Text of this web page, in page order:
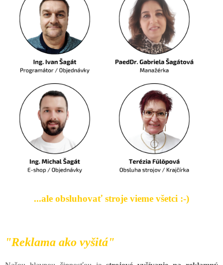
...ale obsluhovať stroje vieme všetci :-)
"Reklama ako vyšitá"